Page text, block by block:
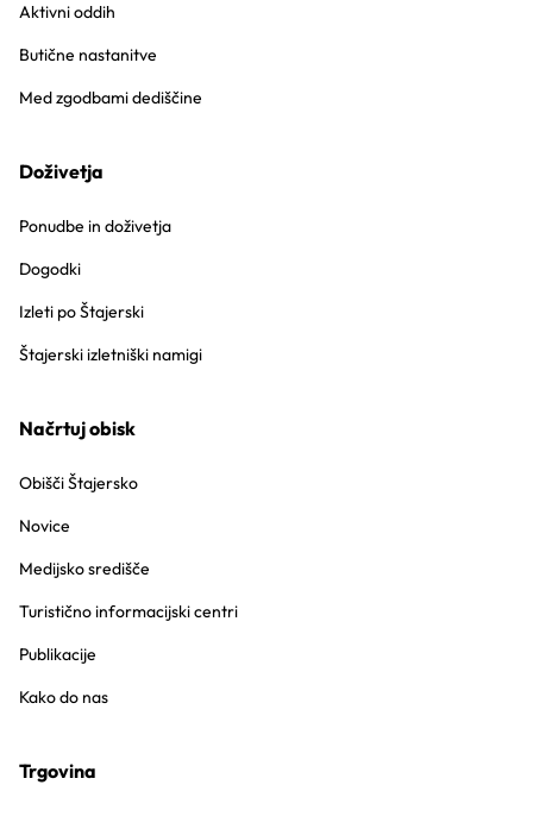
Aktivni oddih
Butične nastanitve
Med zgodbami dediščine
Doživetja
Ponudbe in doživetja
Dogodki
Izleti po Štajerski
Štajerski izletniški namigi
Načrtuj obisk
Obišči Štajersko
Novice
Medijsko središče
Turistično informacijski centri
Publikacije
Kako do nas
Trgovina